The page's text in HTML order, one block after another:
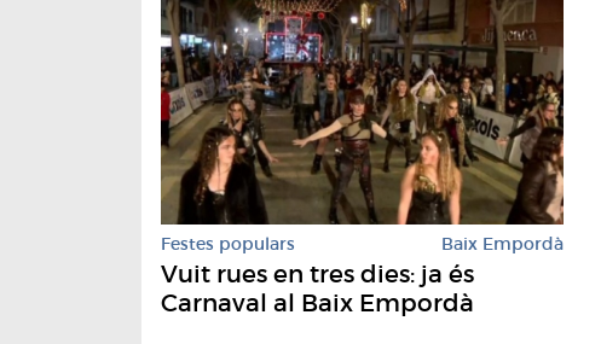
Festes populars Baix Empordà
Vuit rues en tres dies: ja és
Carnaval al Baix Empordà